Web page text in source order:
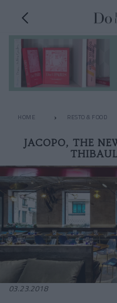
HOME RESTO & FOOD
JACOPO, THE
03.23.2018